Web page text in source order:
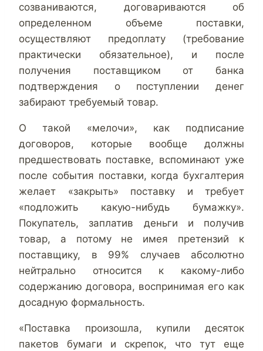
созваниваются, договариваются об
определенном объеме поставки,
осуществляют предоплату (требование
практически обязательное), и после
получения поставщиком от банка
подтверждения о поступлении денег
забирают требуемый товар.
О такой «мелочи», как подписание
договоров, которые вообще должны
предшествовать поставке, вспоминают уже
после события поставки, когда бухгалтерия
желает «закрыть» поставку и требует
«подложить какую-нибудь бумажку».
Покупатель, заплатив деньги и получив
товар, а потому не имея претензий к
поставщику, в 99% случаев абсолютно
нейтрально относится к какому-либо
содержанию договора, воспринимая его как
досадную формальность.
«Поставка произошла, купили десяток
пакетов бумаги и скрепок, что тут еще